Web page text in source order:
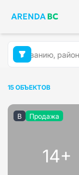
15 ОБЪЕКТОВ
B Продажа
14+